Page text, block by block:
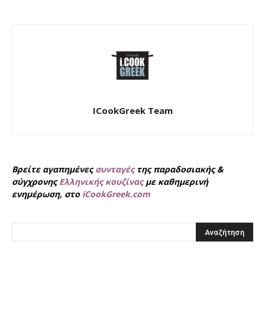
ICookGreek Team
Βρείτε αγαπημένεςσυνταγέςτης παραδοσιακής &
σύγχρονηςΕλληνικής κουζίναςμε καθημερινή
ενημέρωση, στο iCookGreek.com